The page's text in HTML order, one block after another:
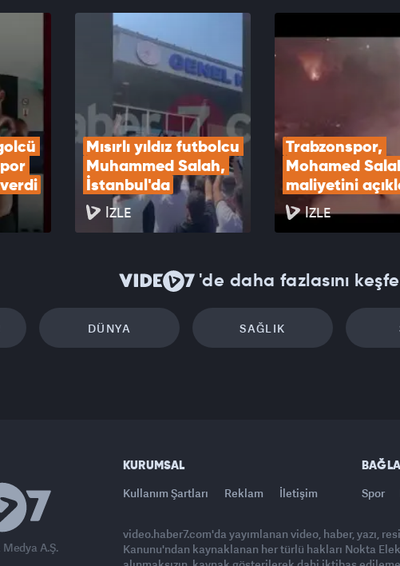
Oosterwolde haftalarca sahalardan uzak kalacak!
Mısırlı yıldız futbolcu
Muhammed Salah,
İstanbul'da
İZLE
Trabzonspor,
Mohamed
maliyetini
İZLE
'de daha fazlasını
DÜNYA SAĞLIK
A.Ş.
KURUMSAL
Kullanım Şartları Reklam İletişim Spor
video.haber7.com'da yayımlanan video, haber, yazı,
Kanunu'ndan kaynaklanan her türlü hakları Nokta